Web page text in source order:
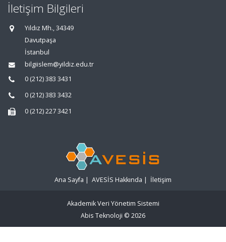
İletişim Bilgileri
Yıldız Mh., 34349
Davutpaşa
İstanbul
bilgiislem@yildiz.edu.tr
0 (212) 383 3431
0 (212) 383 3432
0 (212) 227 3421
Ana Sayfa | AVESİS Hakkında | İletişim
Akademik Veri Yönetim Sistemi
Abis Teknoloji © 2026